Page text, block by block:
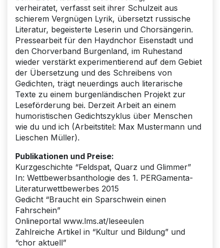
verheiratet, verfasst seit ihrer Schulzeit aus
schierem Vergnügen Lyrik, übersetzt russische
Literatur, begeisterte Leserin und Chorsängerin.
Pressearbeit für den Haydnchor Eisenstadt und
den Chorverband Burgenland, im Ruhestand
wieder verstärkt experimentierend auf dem Gebiet
der Übersetzung und des Schreibens von
Gedichten, trägt neuerdings auch literarische
Texte zu einem burgenländischen Projekt zur
Leseförderung bei. Derzeit Arbeit an einem
humoristischen Gedichtszyklus über Menschen
wie du und ich (Arbeitstitel: Max Mustermann und
Lieschen Müller).
Publikationen und Preise:
Kurzgeschichte “Feldspat, Quarz und Glimmer”
In: Wettbewerbsanthologie des 1. PERGamenta-
Literaturwettbewerbes 2015
Gedicht “Braucht ein Sparschwein einen
Fahrschein”
Onlineportal www.lms.at/leseeulen
Zahlreiche Artikel in “Kultur und Bildung” und
“chor aktuell”